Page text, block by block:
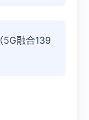
融合139